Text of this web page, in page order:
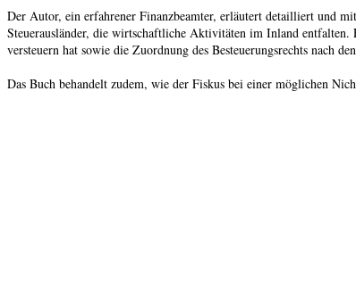
Der Autor, ein erfahrener Finanzbeamter, erläutert detailliert und
Steuerausländer, die wirtschaftliche Aktivitäten im Inland
versteuern hat sowie die Zuordnung des Besteuerungsrechts nach
Das Buch behandelt zudem, wie der Fiskus bei einer möglichen